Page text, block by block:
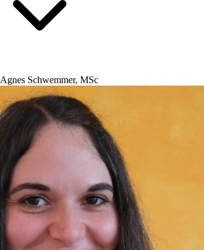
Agnes Schwemmer, MSc